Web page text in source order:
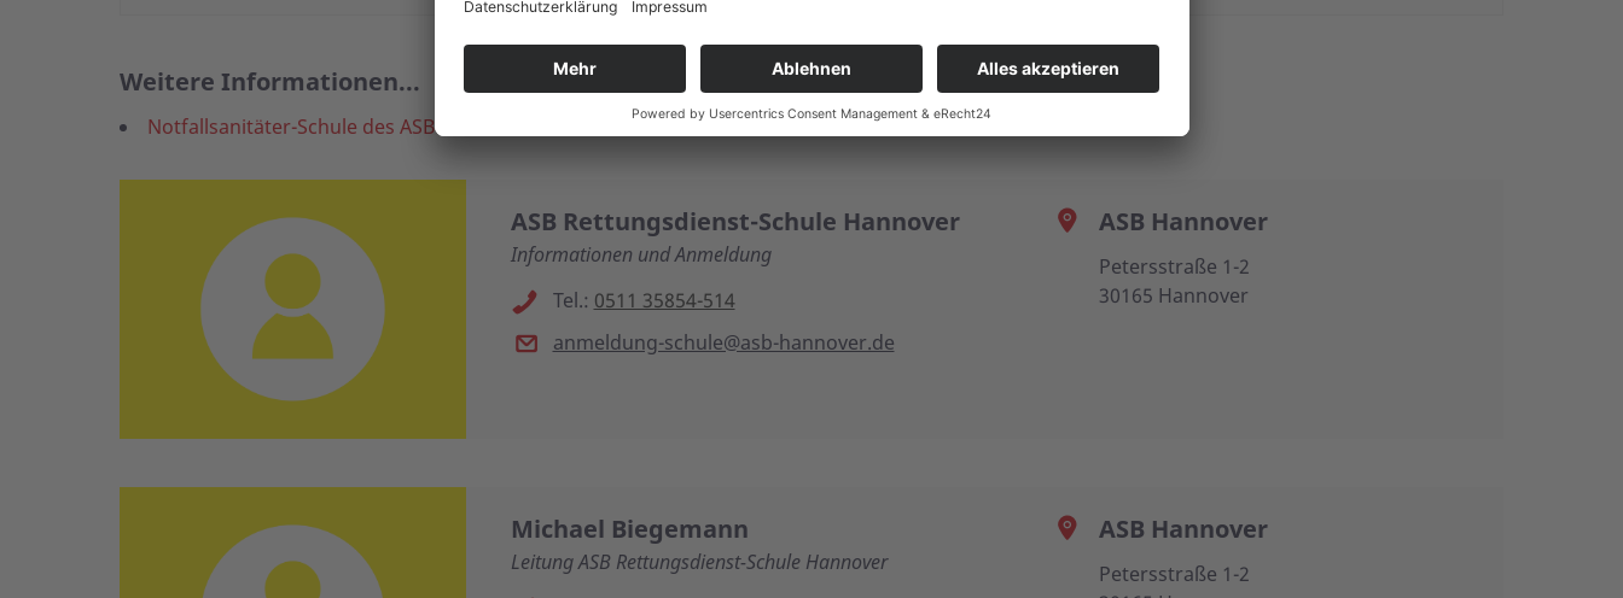
Weitere Informationen...
Notfallsanitäter-Schule des ASB Hannover
ASB Rettungsdienst-Schule Hannover
Informationen und Anmeldung
Tel.: 0511 35854-514
anmeldung-schule@asb-hannover.de
ASB Hannover
Petersstraße 1-2
30165 Hannover
Michael Biegemann
Leitung ASB Rettungsdienst-Schule Hannover
ASB Hannover
Petersstraße 1-2